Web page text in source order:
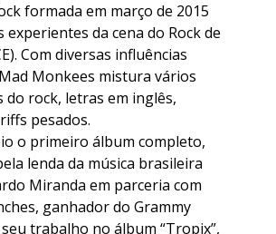
formada em março de 2015
experientes da cena do Rock de
Com diversas influências
Monkees mistura vários
do rock, letras em inglês,
pesados.
o primeiro álbum completo,
lenda da música brasileira
Miranda em parceria com
ganhador do Grammy
trabalho no álbum “Tropix”,